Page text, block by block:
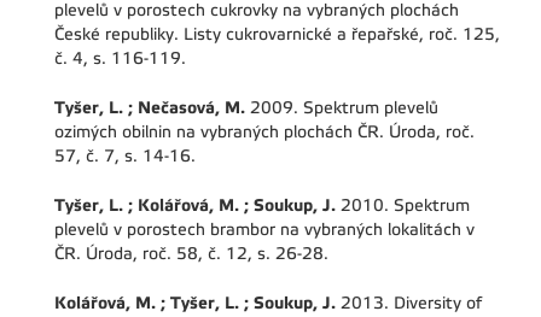
plevelů v porostech cukrovky na vybraných plochách
České republiky. Listy cukrovarnické a řepařské, roč. 125,
č. 4, s. 116-119.
Tyšer, L. ; Nečasová, M. 2009. Spektrum plevelů
ozimých obilnin na vybraných plochách ČR. Úroda, roč.
57, č. 7, s. 14-16.
Tyšer, L. ; Kolářová, M. ; Soukup, J. 2010. Spektrum
plevelů v porostech brambor na vybraných lokalitách v
ČR. Úroda, roč. 58, č. 12, s. 26-28.
Kolářová, M. ; Tyšer, L. ; Soukup, J. 2013. Diversity of